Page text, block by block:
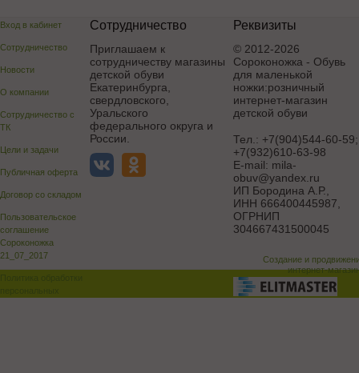
Вход в кабинет
Сотрудничество
Новости
О компании
Сотрудничество с
ТК
Цели и задачи
Публичная оферта
Договор со складом
Пользовательское
соглашение
Сороконожка
21_07_2017
Сотрудничество
Приглашаем к
сотрудничеству магазины
детской обуви
Екатеринбурга,
свердловского,
Уральского
федерального округа и
России.
Реквизиты
© 2012-2026
Сороконожка - Обувь
для маленькой
ножки:розничный
интернет-магазин
детской обуви
Тел.: +7(904)544-60-59;
+7(932)610-63-98
E-mail: mila-
obuv@yandex.ru
ИП Бородина А.Р.
ИНН 666400445987,
ОГРНИП
304667431500045
Создание и
интернет-